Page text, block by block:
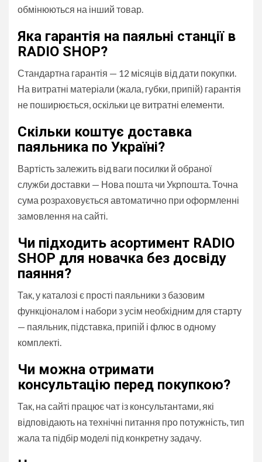
обмінюються на інший товар.
Яка гарантія на паяльні станції в
RADIO SHOP?
Стандартна гарантія — 12 місяців від дати покупки.
На витратні матеріали (жала, губки, припій) гарантія
не поширюється, оскільки це витратні елементи.
Скільки коштує доставка
паяльника по Україні?
Вартість залежить від ваги посилки й обраної
служби доставки — Нова пошта чи Укрпошта. Точна
сума розраховується автоматично при оформленні
замовлення на сайті.
Чи підходить асортимент RADIO
SHOP для новачка без досвіду
паяння?
Так, у каталозі є прості паяльники з базовим
функціоналом і набори з усім необхідним для старту
— паяльник, підставка, припій і флюс в одному
комплекті.
Чи можна отримати
консультацію перед покупкою?
Так, на сайті працює чат із консультантами, які
відповідають на технічні питання про потужність, тип
жала та підбір моделі під конкретну задачу.